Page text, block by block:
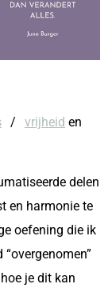
/ vrijheid en
delen
en harmonie te
oefening die ik
je dit kan